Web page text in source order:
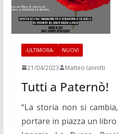
-ULTIMORA- NUOVI
21/04/2023 Matteo Iannitti
Tutti a Paternò!
“La storia non si
portare in piazza un